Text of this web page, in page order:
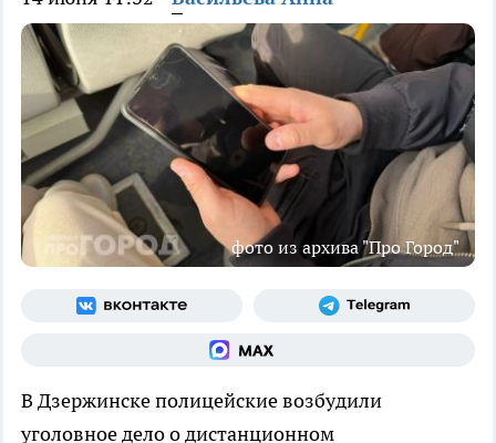
фото из архива "Про Город"
В Дзержинске полицейские возбудили
уголовное дело о дистанционном